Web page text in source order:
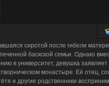
сиротой после гибели
баскской семьи. Однако
в университет, девушка
монастыре. Её отец,
и другие родственники